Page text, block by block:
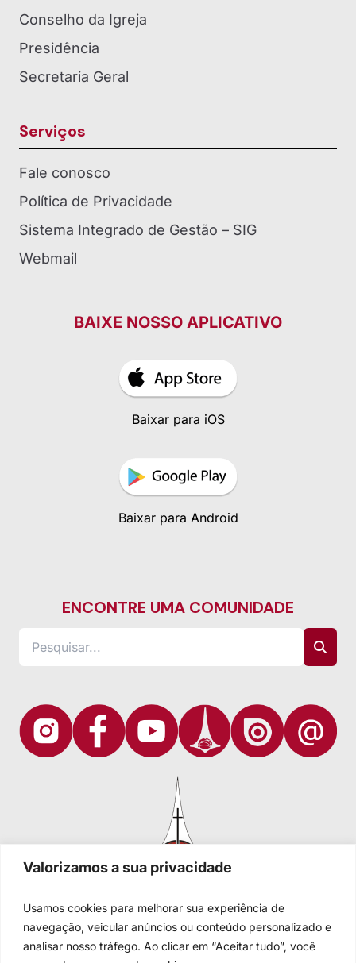
Valorizamos a sua privacidade
Usamos cookies para melhorar sua experiência de
navegação, veicular anúncios ou conteúdo personalizado e
analisar nosso tráfego. Ao clicar em “Aceitar tudo”, você
Conselho da Igreja
Presidência
Secretaria Geral
Serviços
Fale conosco
Política de Privacidade
Sistema Integrado de Gestão – SIG
Webmail
BAIXE NOSSO APLICATIVO
Baixar para iOS
Baixar para Android
ENCONTRE UMA COMUNIDADE
Igreja Evangélica de Confissão Luterana no Brasil